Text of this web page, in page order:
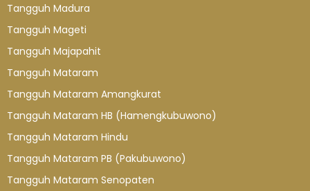
Tangguh Madura
Tangguh Mageti
Tangguh Majapahit
Tangguh Mataram
Tangguh Mataram Amangkurat
Tangguh Mataram HB (Hamengkubuwono)
Tangguh Mataram Hindu
Tangguh Mataram PB (Pakubuwono)
Tangguh Mataram Senopaten